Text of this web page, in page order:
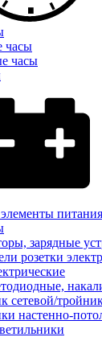
часы
часы
зарядные
розетки
сетевой/
настенно-